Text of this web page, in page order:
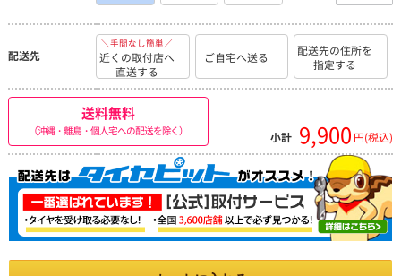
配送先
＼手間なし簡単／
近くの取付店へ
直送する
ご自宅へ送る
配送先の住所を
指定する
送料無料
（沖縄・離島・個人宅への配送を除く） 小計 9,900 円(税込)